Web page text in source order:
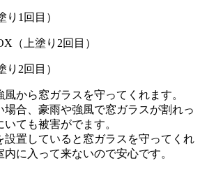
1回目）
2回目）
から窓ガラスを守ってくれます。
場合、豪雨や強風で窓ガラスが割れっ
ても被害がでます。
設置していると窓ガラスを守ってくれ
に入って来ないので安心です。